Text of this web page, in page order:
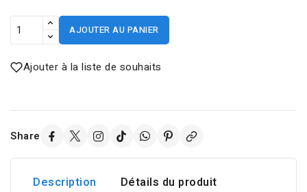
AJOUTER AU PANIER
Ajouter à la liste de souhaits
Share
Description Détails du produit